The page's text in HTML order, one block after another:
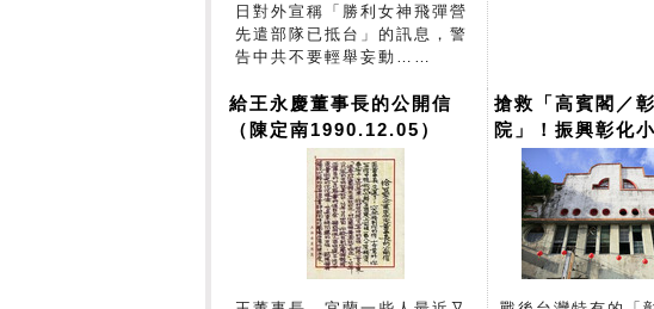
日對外宣稱「勝利女神飛彈營
先遣部隊已抵台」的訊息，警
告中共不要輕舉妄動……
給王永慶董事長的公開信
（陳定南1990.12.05）
搶救「高賓閣／
院」！振興彰化
光！